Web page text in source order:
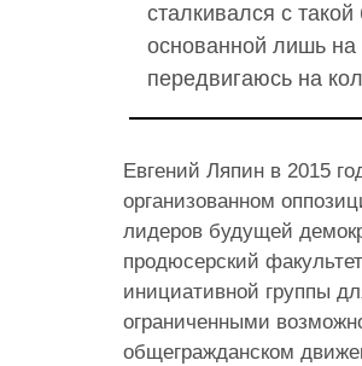
сталкивался с
основанной лишь на
передвигаюсь на
Евгений Ляпин в 2015
организованном
лидеров будущей
продюсерский
инициативной группы
ограниченными
общегражданском